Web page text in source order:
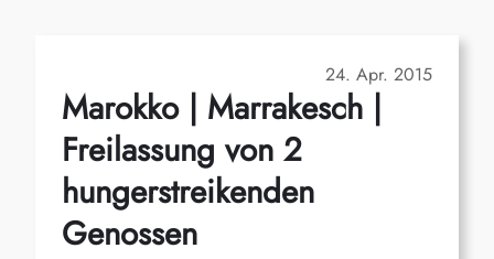
24. Apr. 2015
Marokko | Marrakesch |
Freilassung von 2
hungerstreikenden
Genossen